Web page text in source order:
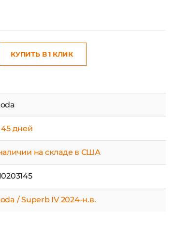
КУПИТЬ В 1 КЛИК
45 дней
на складе в США
/ Superb IV 2024-н.в.